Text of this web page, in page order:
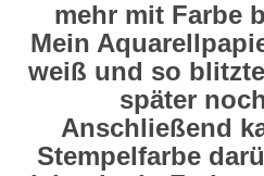
mehr mit Farbe
Mein
weiß und so
später
Anschließend
Stempelfarbe